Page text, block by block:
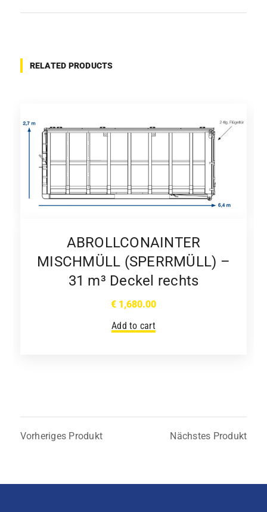
RELATED PRODUCTS
ABROLLCONAINTER
MISCHMÜLL (SPERRMÜLL) –
31 m³ Deckel rechts
€1,680.00
Add to cart
Vorheriges Produkt Nächstes Produkt